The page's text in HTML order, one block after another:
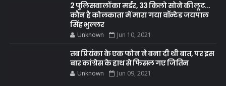
2 पुलिसवालों का मर्डर, 33 किलो सोने की लूट...
कौन है कोलकाता में मारा गया वॉन्टेड जयपाल
सिंह भुल्लर
Unknown Jun 10, 2021
तब प्रियंका के एक फोन ने बना दी थी बात, पर इस
बार कांग्रेस के हाथ से फिसल गए जितिन
Unknown Jun 09, 2021